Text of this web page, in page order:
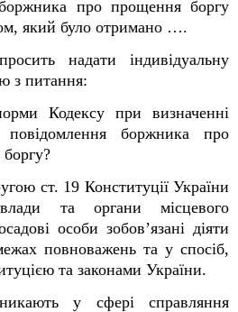
про прощення боргу
який було отримано ….
надати індивідуальну
з питання:
Кодексу при визначенні
боржника про
ст. 19 Конституції України
та органи місцевого
особи зобов’язані діяти
повноважень та у спосіб,
та законами України.
у сфері справляння